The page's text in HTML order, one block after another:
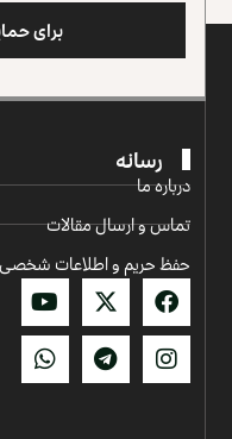
برای
رسانه
درباره ما
تماس و ارسال مقالات
حفظ حریم و اطلاعات شخصی